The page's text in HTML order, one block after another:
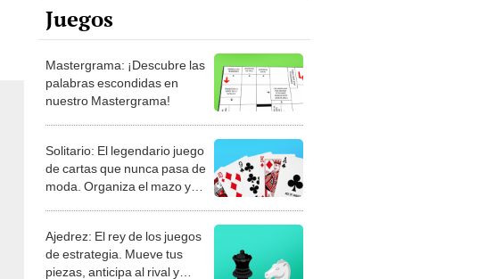
Juegos
Mastergrama: ¡Descubre las
palabras escondidas en
nuestro Mastergrama!
Solitario: El legendario juego
de cartas que nunca pasa de
moda. Organiza el mazo y
Ajedrez: El rey de los juegos
de estrategia. Mueve tus
piezas, anticipa al rival y